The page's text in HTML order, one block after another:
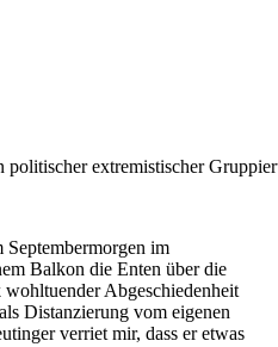
politischer extremistischer
im
Balkon die Enten über die
Abgeschiedenheit
Distanzierung vom eigenen
verriet mir, dass er etwas